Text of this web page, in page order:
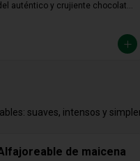
auténtico y crujiente chocolate
transformar cualquier momento del
suaves, intensos y
de maicena